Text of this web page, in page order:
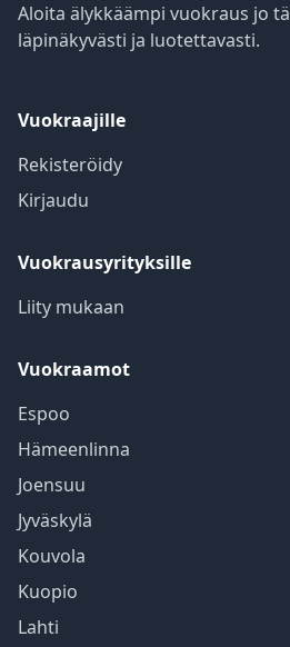
Aloita älykkäämpi vuokraus jo
läpinäkyvästi ja luotettavasti.
Vuokraajille
Rekisteröidy
Kirjaudu
Vuokrausyrityksille
Liity mukaan
Vuokraamot
Espoo
Hämeenlinna
Joensuu
Jyväskylä
Kouvola
Kuopio
Lahti